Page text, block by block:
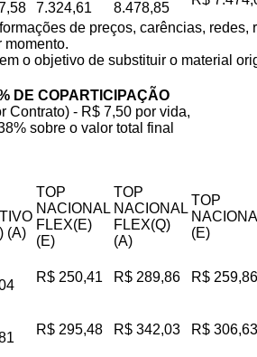
7.324,61
8.478,85
de preços, carências,
momento.
o objetivo de substituir o material
DE COPARTICIPAÇÃO
Contrato) - R$ 7,50 por vida,
sobre o valor total final
(A)
TOP
NACIONAL
FLEX(E)
(E)
TOP
NACIONAL
FLEX(Q)
(A)
TOP
(E)
R$ 250,41 R$ 289,86 R$ 259,86
R$ 295,48 R$ 342,03 R$ 306,63